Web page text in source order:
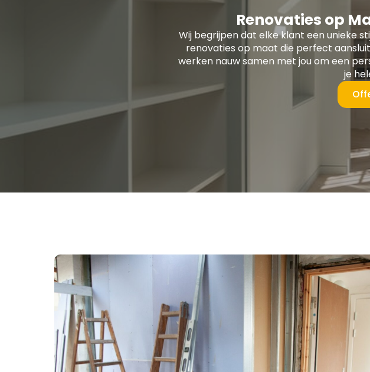
Renovaties op
Wij begrijpen dat elke klant een unieke
renovaties op maat die perfect
werken nauw samen met jou om een
je